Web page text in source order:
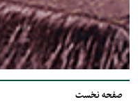
صفحه نخست